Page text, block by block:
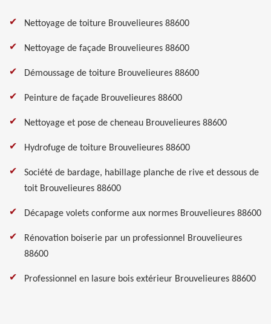
Nettoyage de toiture Brouvelieures 88600
Nettoyage de façade Brouvelieures 88600
Démoussage de toiture Brouvelieures 88600
Peinture de façade Brouvelieures 88600
Nettoyage et pose de cheneau Brouvelieures 88600
Hydrofuge de toiture Brouvelieures 88600
Société de bardage, habillage planche de rive et dessous de
toit Brouvelieures 88600
Décapage volets conforme aux normes Brouvelieures 88600
Rénovation boiserie par un professionnel Brouvelieures
88600
Professionnel en lasure bois extérieur Brouvelieures 88600